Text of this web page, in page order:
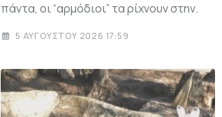
πάντα, οι “αρμόδιοι” τα ρίχνουν στην.
5 ΑΥΓΟΎΣΤΟΥ 2026 17:59